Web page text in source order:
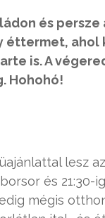
és persze
éttermet,
is. A
Hohohó!
lesz
és 21:30-
mégis